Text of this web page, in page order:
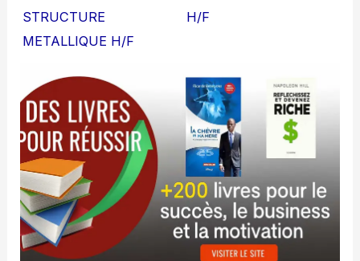
STRUCTURE
METALLIQUE H/F
H/F